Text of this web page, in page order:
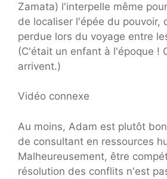
Zamata) l'interpelle même
de localiser l'épée du pouvoir,
perdue lors du voyage entre
(C'était un enfant à l'époque !
arrivent.)
Vidéo connexe
Au moins, Adam est plutôt
de consultant en ressources
Malheureusement, être
résolution des conflits n'est